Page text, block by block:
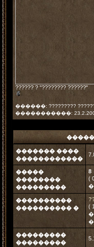
?????? ? "???????? ??????"
������: ?????????
�����������:
������� ����
������������
�����
��������
���������
8
(
����������
���������� �
(
���������
���������